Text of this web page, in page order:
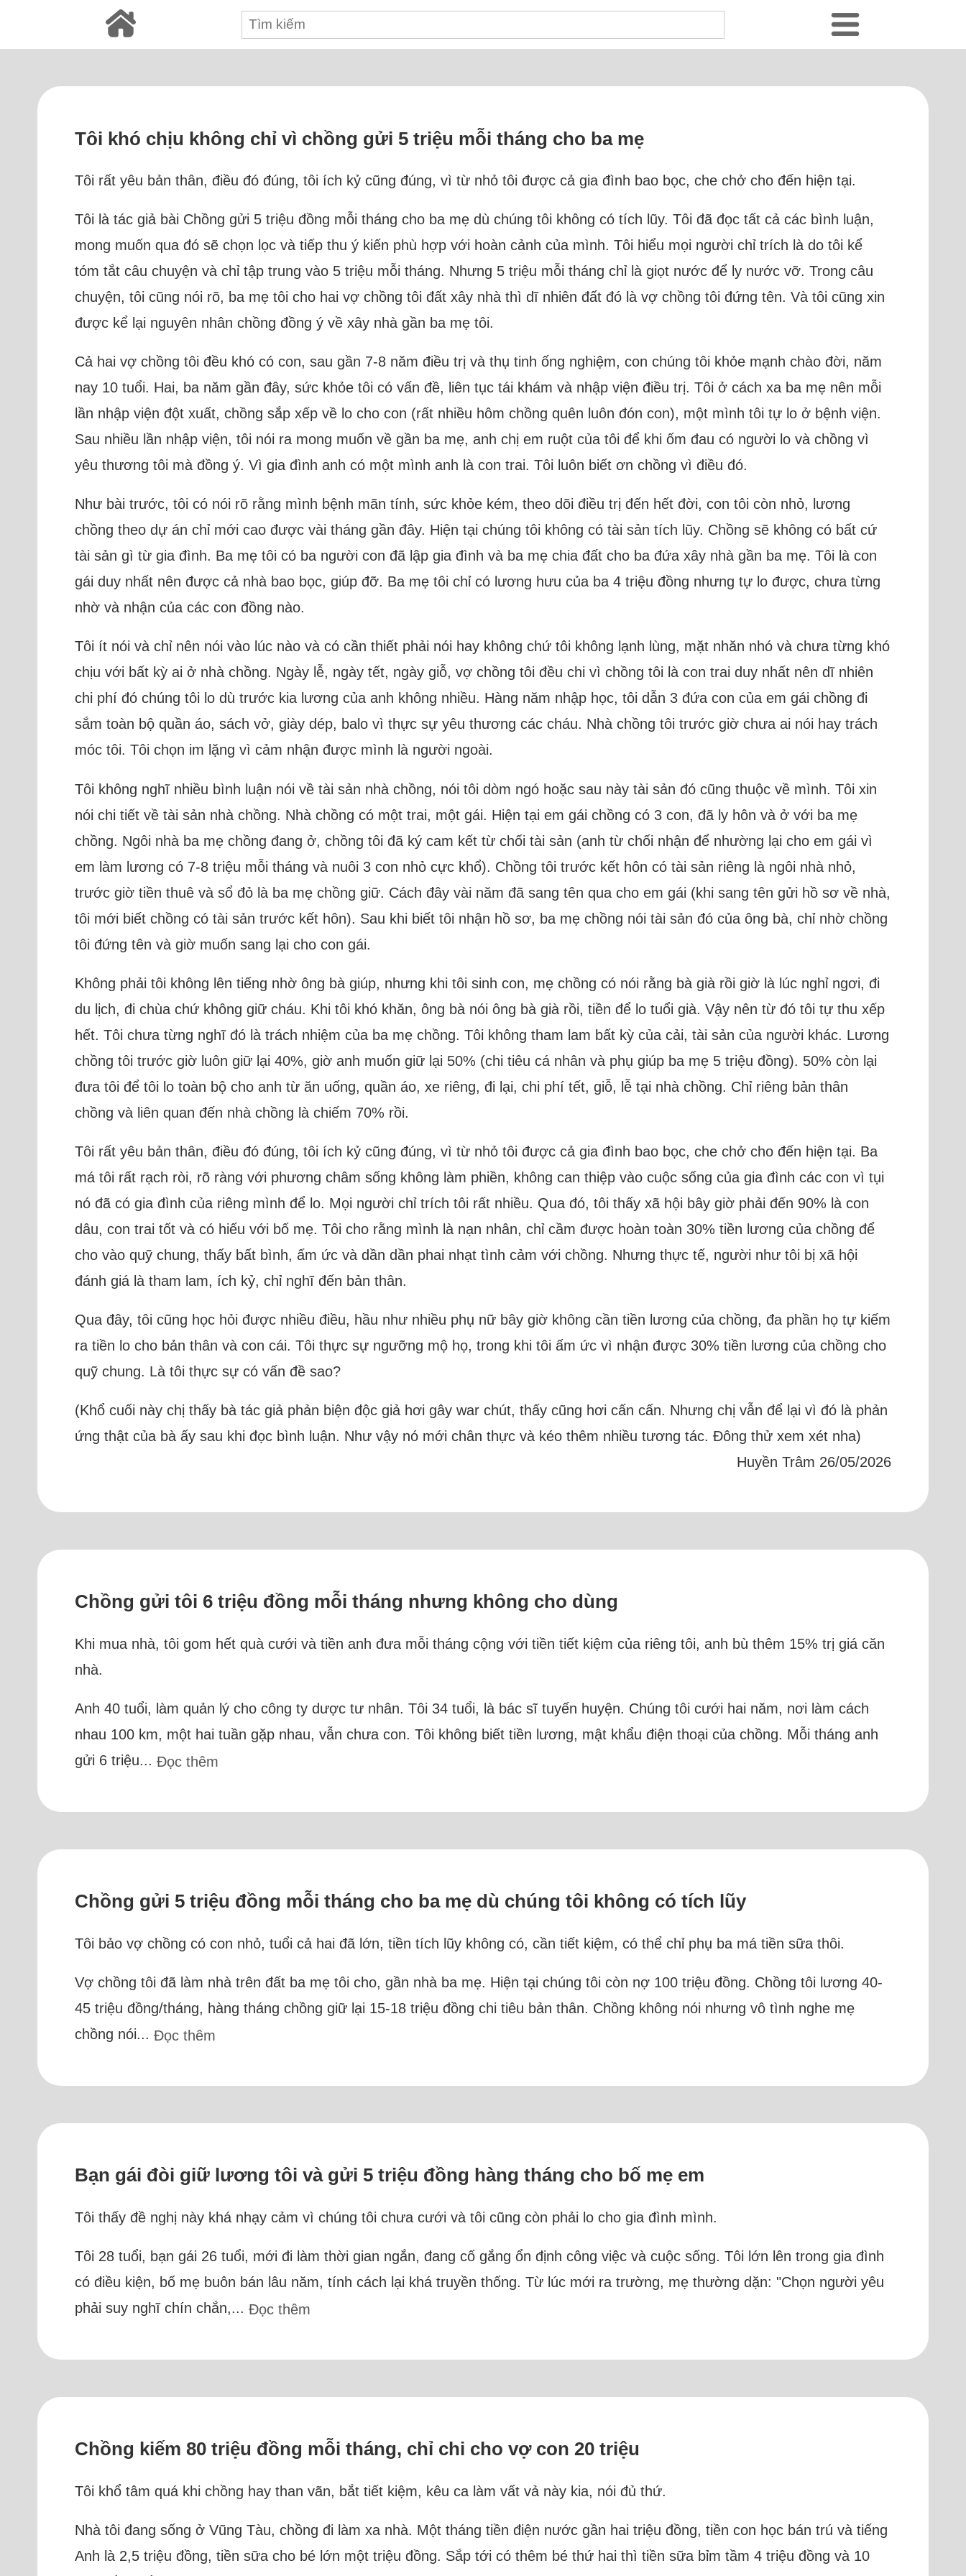
Tôi khó chịu không chỉ vì chồng gửi 5 triệu mỗi tháng cho ba mẹ
Tôi rất yêu bản thân, điều đó đúng, tôi ích kỷ cũng đúng, vì từ nhỏ tôi được cả gia đình bao bọc, che chở cho đến hiện tại.
Tôi là tác giả bài Chồng gửi 5 triệu đồng mỗi tháng cho ba mẹ dù chúng tôi không có tích lũy. Tôi đã đọc tất cả các bình luận,
mong muốn qua đó sẽ chọn lọc và tiếp thu ý kiến phù hợp với hoàn cảnh của mình. Tôi hiểu mọi người chỉ trích là do tôi kể
tóm tắt câu chuyện và chỉ tập trung vào 5 triệu mỗi tháng. Nhưng 5 triệu mỗi tháng chỉ là giọt nước để ly nước vỡ. Trong câu
chuyện, tôi cũng nói rõ, ba mẹ tôi cho hai vợ chồng tôi đất xây nhà thì dĩ nhiên đất đó là vợ chồng tôi đứng tên. Và tôi cũng xin
được kể lại nguyên nhân chồng đồng ý về xây nhà gần ba mẹ tôi.
Cả hai vợ chồng tôi đều khó có con, sau gần 7-8 năm điều trị và thụ tinh ống nghiệm, con chúng tôi khỏe mạnh chào đời, năm
nay 10 tuổi. Hai, ba năm gần đây, sức khỏe tôi có vấn đề, liên tục tái khám và nhập viện điều trị. Tôi ở cách xa ba mẹ nên mỗi
lần nhập viện đột xuất, chồng sắp xếp về lo cho con (rất nhiều hôm chồng quên luôn đón con), một mình tôi tự lo ở bệnh viện.
Sau nhiều lần nhập viện, tôi nói ra mong muốn về gần ba mẹ, anh chị em ruột của tôi để khi ốm đau có người lo và chồng vì
yêu thương tôi mà đồng ý. Vì gia đình anh có một mình anh là con trai. Tôi luôn biết ơn chồng vì điều đó.
Như bài trước, tôi có nói rõ rằng mình bệnh mãn tính, sức khỏe kém, theo dõi điều trị đến hết đời, con tôi còn nhỏ, lương
chồng theo dự án chỉ mới cao được vài tháng gần đây. Hiện tại chúng tôi không có tài sản tích lũy. Chồng sẽ không có bất cứ
tài sản gì từ gia đình. Ba mẹ tôi có ba người con đã lập gia đình và ba mẹ chia đất cho ba đứa xây nhà gần ba mẹ. Tôi là con
gái duy nhất nên được cả nhà bao bọc, giúp đỡ. Ba mẹ tôi chỉ có lương hưu của ba 4 triệu đồng nhưng tự lo được, chưa từng
nhờ và nhận của các con đồng nào.
Tôi ít nói và chỉ nên nói vào lúc nào và có cần thiết phải nói hay không chứ tôi không lạnh lùng, mặt nhăn nhó và chưa từng khó
chịu với bất kỳ ai ở nhà chồng. Ngày lễ, ngày tết, ngày giỗ, vợ chồng tôi đều chi vì chồng tôi là con trai duy nhất nên dĩ nhiên
chi phí đó chúng tôi lo dù trước kia lương của anh không nhiều. Hàng năm nhập học, tôi dẫn 3 đứa con của em gái chồng đi
sắm toàn bộ quần áo, sách vở, giày dép, balo vì thực sự yêu thương các cháu. Nhà chồng tôi trước giờ chưa ai nói hay trách
móc tôi. Tôi chọn im lặng vì cảm nhận được mình là người ngoài.
Tôi không nghĩ nhiều bình luận nói về tài sản nhà chồng, nói tôi dòm ngó hoặc sau này tài sản đó cũng thuộc về mình. Tôi xin
nói chi tiết về tài sản nhà chồng. Nhà chồng có một trai, một gái. Hiện tại em gái chồng có 3 con, đã ly hôn và ở với ba mẹ
chồng. Ngôi nhà ba mẹ chồng đang ở, chồng tôi đã ký cam kết từ chối tài sản (anh từ chối nhận để nhường lại cho em gái vì
em làm lương có 7-8 triệu mỗi tháng và nuôi 3 con nhỏ cực khổ). Chồng tôi trước kết hôn có tài sản riêng là ngôi nhà nhỏ,
trước giờ tiền thuê và sổ đỏ là ba mẹ chồng giữ. Cách đây vài năm đã sang tên qua cho em gái (khi sang tên gửi hồ sơ về nhà,
tôi mới biết chồng có tài sản trước kết hôn). Sau khi biết tôi nhận hồ sơ, ba mẹ chồng nói tài sản đó của ông bà, chỉ nhờ chồng
tôi đứng tên và giờ muốn sang lại cho con gái.
Không phải tôi không lên tiếng nhờ ông bà giúp, nhưng khi tôi sinh con, mẹ chồng có nói rằng bà già rồi giờ là lúc nghỉ ngơi, đi
du lịch, đi chùa chứ không giữ cháu. Khi tôi khó khăn, ông bà nói ông bà già rồi, tiền để lo tuổi già. Vậy nên từ đó tôi tự thu xếp
hết. Tôi chưa từng nghĩ đó là trách nhiệm của ba mẹ chồng. Tôi không tham lam bất kỳ của cải, tài sản của người khác. Lương
chồng tôi trước giờ luôn giữ lại 40%, giờ anh muốn giữ lại 50% (chi tiêu cá nhân và phụ giúp ba mẹ 5 triệu đồng). 50% còn lại
đưa tôi để tôi lo toàn bộ cho anh từ ăn uống, quần áo, xe riêng, đi lại, chi phí tết, giỗ, lễ tại nhà chồng. Chỉ riêng bản thân
chồng và liên quan đến nhà chồng là chiếm 70% rồi.
Tôi rất yêu bản thân, điều đó đúng, tôi ích kỷ cũng đúng, vì từ nhỏ tôi được cả gia đình bao bọc, che chở cho đến hiện tại. Ba
má tôi rất rạch ròi, rõ ràng với phương châm sống không làm phiền, không can thiệp vào cuộc sống của gia đình các con vì tụi
nó đã có gia đình của riêng mình để lo. Mọi người chỉ trích tôi rất nhiều. Qua đó, tôi thấy xã hội bây giờ phải đến 90% là con
dâu, con trai tốt và có hiếu với bố mẹ. Tôi cho rằng mình là nạn nhân, chỉ cầm được hoàn toàn 30% tiền lương của chồng để
cho vào quỹ chung, thấy bất bình, ấm ức và dần dần phai nhạt tình cảm với chồng. Nhưng thực tế, người như tôi bị xã hội
đánh giá là tham lam, ích kỷ, chỉ nghĩ đến bản thân.
Qua đây, tôi cũng học hỏi được nhiều điều, hầu như nhiều phụ nữ bây giờ không cần tiền lương của chồng, đa phần họ tự kiếm
ra tiền lo cho bản thân và con cái. Tôi thực sự ngưỡng mộ họ, trong khi tôi ấm ức vì nhận được 30% tiền lương của chồng cho
quỹ chung. Là tôi thực sự có vấn đề sao?
(Khổ cuối này chị thấy bà tác giả phản biện độc giả hơi gây war chút, thấy cũng hơi cấn cấn. Nhưng chị vẫn để lại vì đó là phản
ứng thật của bà ấy sau khi đọc bình luận. Như vậy nó mới chân thực và kéo thêm nhiều tương tác. Đông thử xem xét nha)
Huyền Trâm 26/05/2026
Chồng gửi tôi 6 triệu đồng mỗi tháng nhưng không cho dùng
Khi mua nhà, tôi gom hết quà cưới và tiền anh đưa mỗi tháng cộng với tiền tiết kiệm của riêng tôi, anh bù thêm 15% trị giá căn
nhà.
Anh 40 tuổi, làm quản lý cho công ty dược tư nhân. Tôi 34 tuổi, là bác sĩ tuyến huyện. Chúng tôi cưới hai năm, nơi làm cách
nhau 100 km, một hai tuần gặp nhau, vẫn chưa con. Tôi không biết tiền lương, mật khẩu điện thoại của chồng. Mỗi tháng anh
gửi 6 triệu...Đọc thêm
Chồng gửi 5 triệu đồng mỗi tháng cho ba mẹ dù chúng tôi không có tích lũy
Tôi bảo vợ chồng có con nhỏ, tuổi cả hai đã lớn, tiền tích lũy không có, cần tiết kiệm, có thể chỉ phụ ba má tiền sữa thôi.
Vợ chồng tôi đã làm nhà trên đất ba mẹ tôi cho, gần nhà ba mẹ. Hiện tại chúng tôi còn nợ 100 triệu đồng. Chồng tôi lương 40-
45 triệu đồng/tháng, hàng tháng chồng giữ lại 15-18 triệu đồng chi tiêu bản thân. Chồng không nói nhưng vô tình nghe mẹ
chồng nói...Đọc thêm
Bạn gái đòi giữ lương tôi và gửi 5 triệu đồng hàng tháng cho bố mẹ em
Tôi thấy đề nghị này khá nhạy cảm vì chúng tôi chưa cưới và tôi cũng còn phải lo cho gia đình mình.
Tôi 28 tuổi, bạn gái 26 tuổi, mới đi làm thời gian ngắn, đang cố gắng ổn định công việc và cuộc sống. Tôi lớn lên trong gia đình
có điều kiện, bố mẹ buôn bán lâu năm, tính cách lại khá truyền thống. Từ lúc mới ra trường, mẹ thường dặn: "Chọn người yêu
phải suy nghĩ chín chắn,...Đọc thêm
Chồng kiếm 80 triệu đồng mỗi tháng, chỉ chi cho vợ con 20 triệu
Tôi khổ tâm quá khi chồng hay than vãn, bắt tiết kiệm, kêu ca làm vất vả này kia, nói đủ thứ.
Nhà tôi đang sống ở Vũng Tàu, chồng đi làm xa nhà. Một tháng tiền điện nước gần hai triệu đồng, tiền con học bán trú và tiếng
Anh là 2,5 triệu đồng, tiền sữa cho bé lớn một triệu đồng. Sắp tới có thêm bé thứ hai thì tiền sữa bỉm tầm 4 triệu đồng và 10